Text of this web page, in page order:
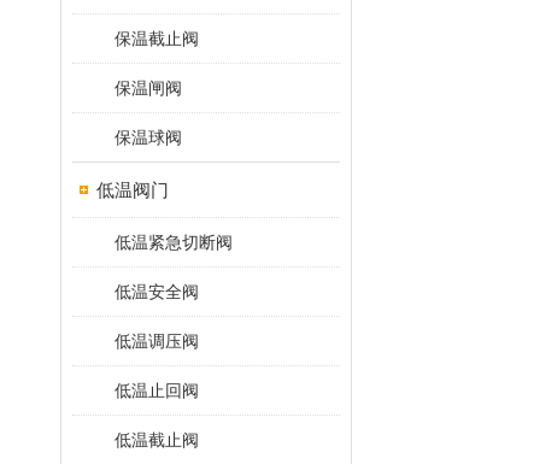
保温截止阀
保温闸阀
保温球阀
低温阀门
低温紧急切断阀
低温安全阀
低温调压阀
低温止回阀
低温截止阀